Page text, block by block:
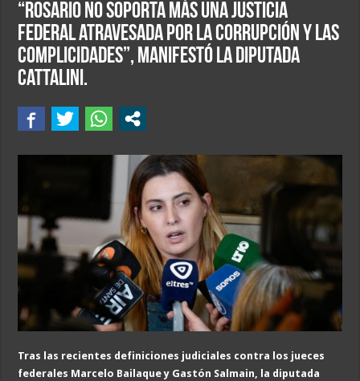
“Rosario NO soporta más una justicia
federal atravesada por la corrupción y las
complicidades”, manifestó la diputada
Cattalini.
Tras las recientes definiciones judiciales contra los jueces
federales Marcelo Bailaque y Gastón Salmain, la diputada